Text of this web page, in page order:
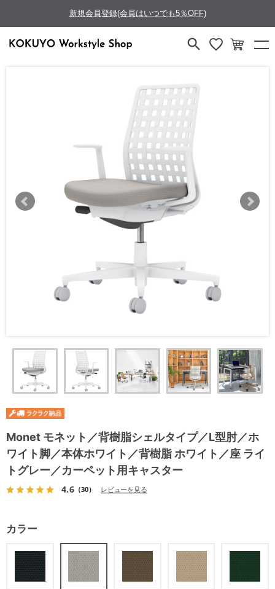
新規会員登録(会員はいつでも5％OFF)
Monet モネット／背樹脂シェルタイプ／L型肘／ホ
ワイト脚／本体ホワイト／背樹脂 ホワイト／座 ライ
トグレー／カーペット用キャスター
4.6（30） レビューを見る
カラー